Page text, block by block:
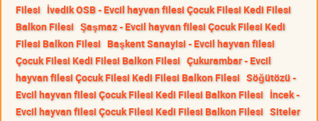
Filesi İvedik OSB - Evcil hayvan filesi Çocuk Filesi Kedi Filesi
Balkon Filesi Şaşmaz - Evcil hayvan filesi Çocuk Filesi Kedi
Filesi Balkon Filesi Başkent Sanayisi - Evcil hayvan filesi
Çocuk Filesi Kedi Filesi Balkon Filesi Çukurambar - Evcil
hayvan filesi Çocuk Filesi Kedi Filesi Balkon Filesi Söğütözü -
Evcil hayvan filesi Çocuk Filesi Kedi Filesi Balkon Filesi İncek -
Evcil hayvan filesi Çocuk Filesi Kedi Filesi Balkon Filesi Siteler